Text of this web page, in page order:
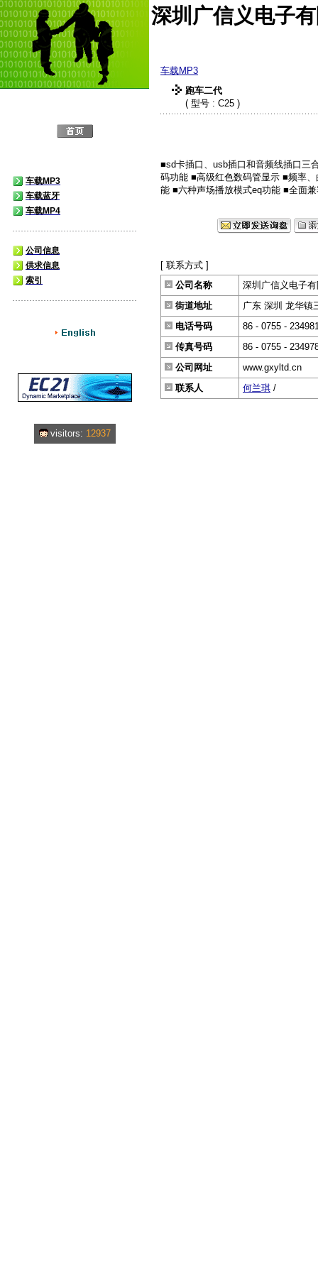
车载MP3
车载蓝牙
车载MP4
公司信息
供求信息
索引
visitors: 12937
深圳广信义电子
车载MP3
跑车二代
( 型号 : C25 )
■sd卡插口、usb插口和音频线插口三
码功能 ■高级红色数码管显示 ■频率
能 ■六种声场播放模式eq功能 ■全面
[ 联系方式 ]
公司名称
深圳广信义电子
街道地址
广东 深圳 龙华镇
电话号码
86 - 0755 -
传真号码
86 - 0755 -
公司网址
www.gxyltd.cn
联系人
何兰琪 /